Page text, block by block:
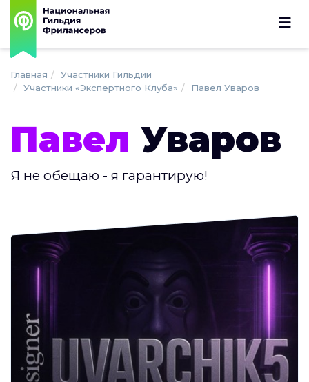
Главная
Участники Гильдии
Участники «Экспертного Клуба»
Павел Уваров
Павел Уваров
Я не обещаю - я гарантирую!